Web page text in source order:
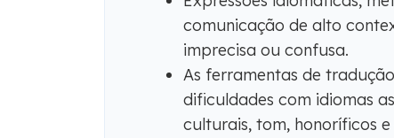
comunicação de alto
imprecisa ou confusa.
As ferramentas de
dificuldades com idiomas
culturais, tom, honoríficos